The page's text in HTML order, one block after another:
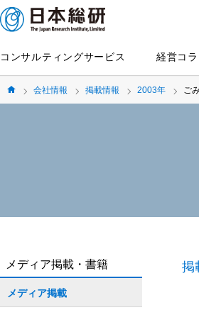
コンサルティングサービス 経営コ
会社情報 掲載情報 2003年 ご
掲
メディア掲載・書籍
メディア掲載